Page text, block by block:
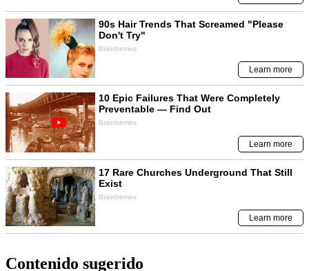
Contenido sugerido